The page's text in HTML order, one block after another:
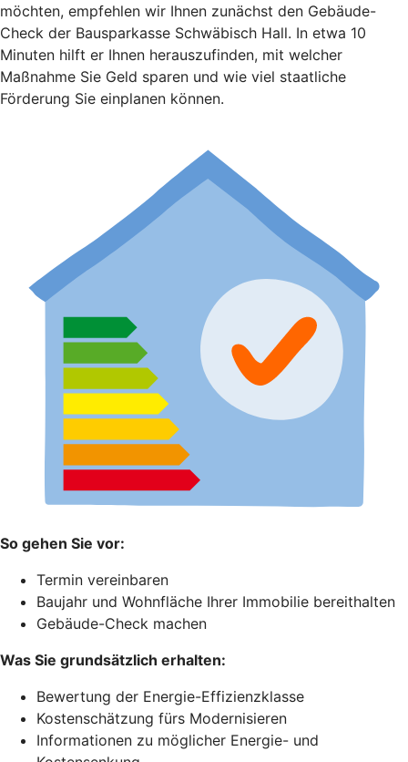
möchten, empfehlen wir Ihnen zunächst den Gebäude-
Check der Bausparkasse Schwäbisch Hall. In etwa 10
Minuten hilft er Ihnen herauszufinden, mit welcher
Maßnahme Sie Geld sparen und wie viel staatliche
Förderung Sie einplanen können.
So gehen Sie vor:
Termin vereinbaren
Baujahr und Wohnfläche Ihrer Immobilie bereithalten
Gebäude-Check machen
Was Sie grundsätzlich erhalten:
Bewertung der Energie-Effizienzklasse
Kostenschätzung fürs Modernisieren
Informationen zu möglicher Energie- und